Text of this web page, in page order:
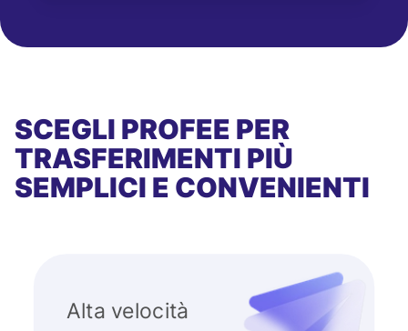
SCEGLI PROFEE PER
TRASFERIMENTI PIÙ
SEMPLICI E CONVENIENTI
Alta velocità